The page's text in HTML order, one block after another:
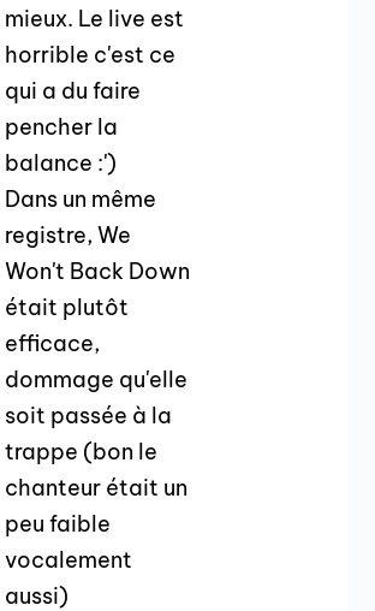
mieux. Le live est
horrible c'est ce
qui a du faire
pencher la
balance :')
Dans un même
registre, We
Won't Back Down
était plutôt
efficace,
dommage qu'elle
soit passée à la
trappe (bon le
chanteur était un
peu faible
vocalement
aussi)